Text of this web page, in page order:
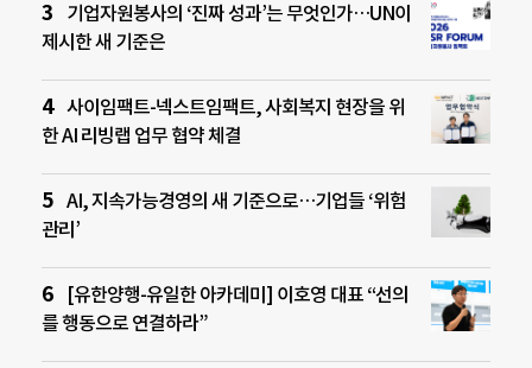
기업자원봉사의 ‘진짜 성과’는 무엇인가…UN이
제시한 새 기준은
사이임팩트-넥스트임팩트, 사회복지 현장을 위
한 AI 리빙랩 업무 협약 체결
AI, 지속가능경영의 새 기준으로…기업들 ‘위험
관리’
[유한양행-유일한 아카데미] 이호영 대표 “선의
를 행동으로 연결하라”